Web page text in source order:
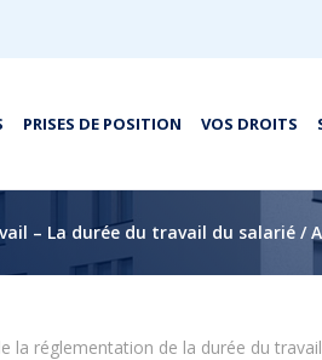
PRISES DE POSITION VOS DROITS
– La durée du travail du salarié /
la réglementation de la durée du